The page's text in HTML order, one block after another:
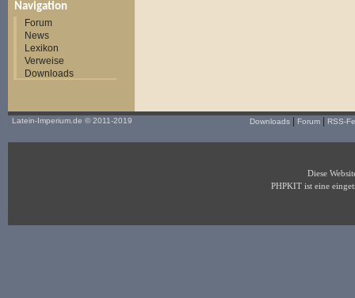
Navigation
Forum
News
Lexikon
Verweise
Downloads
Latein-Imperium.de © 2011-2019 Downloads Forum RSS-
Diese
PHPKIT ist eine